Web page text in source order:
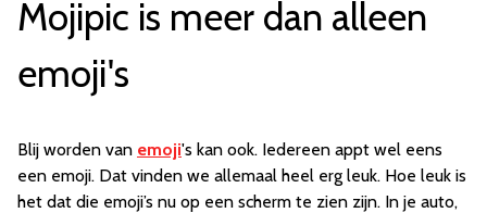
Mojipic is meer dan alleen
emoji's
Blij worden van emoji's kan ook. Iedereen appt wel eens
een emoji. Dat vinden we allemaal heel erg leuk. Hoe leuk is
het dat die emoji’s nu op een scherm te zien zijn. In je auto,